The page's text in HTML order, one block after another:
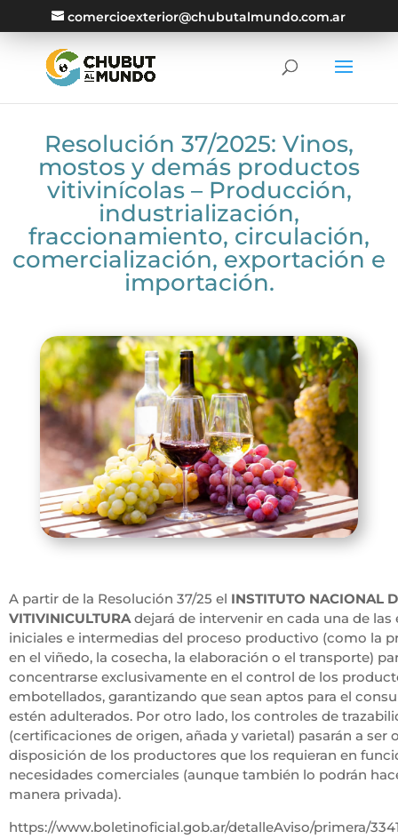
comercioexterior@chubutalmundo.com.ar
Resolución 37/2025: Vinos,
mostos y demás productos
vitivinícolas – Producción,
industrialización,
fraccionamiento, circulación,
comercialización, exportación e
importación.
A partir de la Resolución 37/25 el INSTITUTO NACIONAL
VITIVINICULTURAdejará de intervenir en cada una de las
iniciales e intermedias del proceso productivo (como la
en el viñedo, la cosecha, la elaboración o el transporte)
concentrarse exclusivamente en el control de los
embotellados, garantizando que sean aptos para el
estén adulterados. Por otro lado, los controles de
(certificaciones de origen, añada y varietal) pasarán a ser
disposición de los productores que los requieran en
necesidades comerciales (aunque también lo podrán
manera privada).
https://www.boletinoficial.gob.ar/detalleAviso/primera/